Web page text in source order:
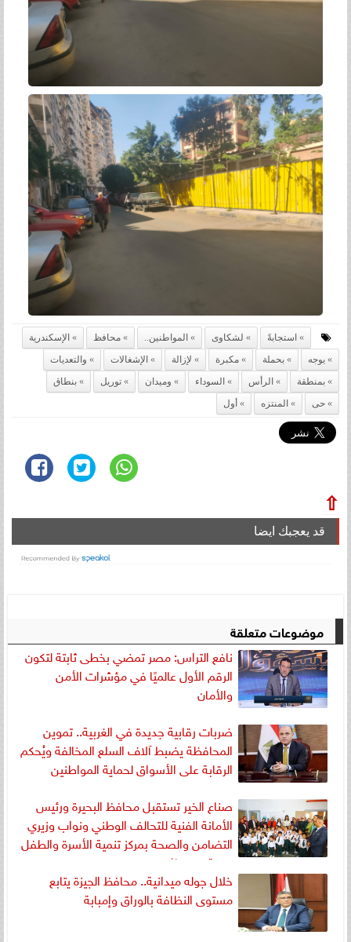
استجابةً لشكاوى المواطنين.. محافظ
الإسكندرية
يوجه
بحملة مكبرة لإزالة الإشغالات
والتعديات
بمنطقة
الرأس السوداء وميدان توريل
بنطاق
حى
المنتزه أول
⇧
قد يعجبك ايضا
موضوعات متعلقة
نافع التراس: مصر تمضي بخطى ثابتة لتكون
الرقم الأول عالميًا في مؤشرات الأمن
والأمان
ضربات رقابية جديدة في الغربية.. تموين
المحافظة يضبط آلاف السلع المخالفة ويُحكم
الرقابة على الأسواق لحماية المواطنين
صناع الخير تستقبل محافظ البحيرة ورئيس
الأمانة الفنية للتحالف الوطني ونواب وزيري
التضامن والصحة بمركز تنمية الأسرة والطفل
بقرية دمسنا*
خلال جوله ميدانية.. محافظ الجيزة يتابع
مستوى النظافة بالوراق وإمبابة